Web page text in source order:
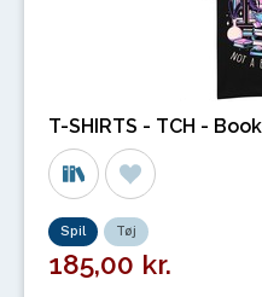
T-SHIRTS - TCH -
Spil Tøj
185,00 kr.